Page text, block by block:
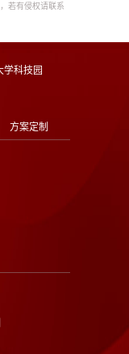
若有侵权请联系
学科技园
方案定制